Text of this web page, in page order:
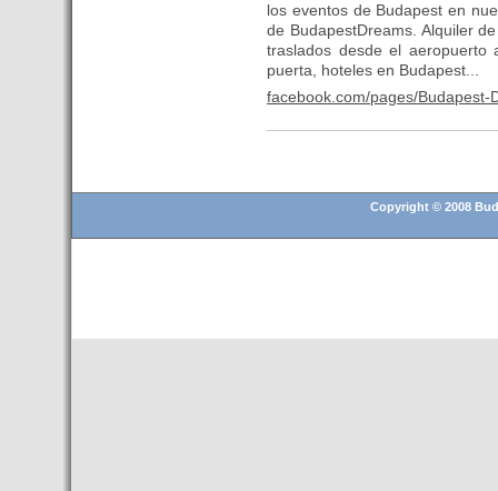
los eventos de Budapest en
de BudapestDreams. Alquiler
traslados desde el aeropuerto
puerta, hoteles en Budapest...
facebook.com/pages/Budapest-
Copyright © 2008